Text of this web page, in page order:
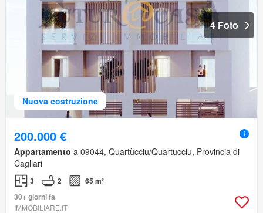
Nuova costruzione
4 Foto
200.000 €
Appartamento a 09044, Quartùcciu/Quartucciu, Provincia di
Cagliari
3 2
65 m²
30+ giorni fa
IMMOBILIARE.IT